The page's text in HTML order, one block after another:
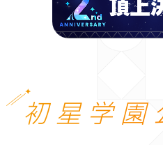
初星学園